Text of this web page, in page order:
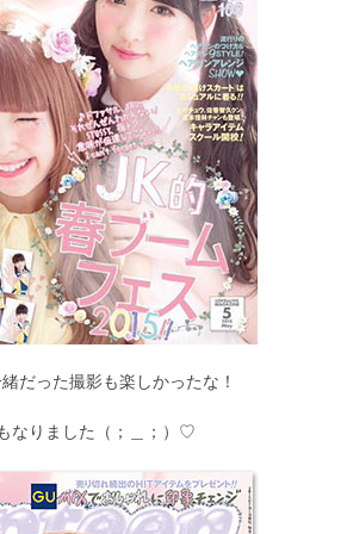
だった撮影も楽しかったな！
なりました（；＿；）♡